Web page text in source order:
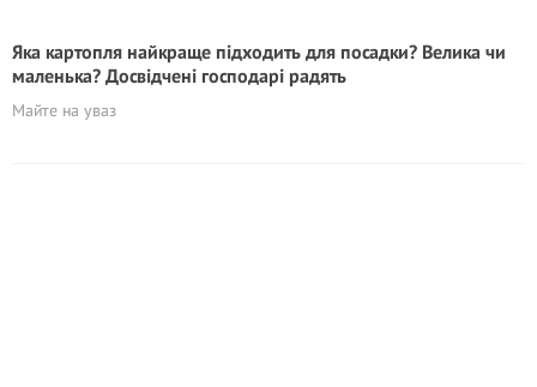
Яка картопля найкраще підходить для посадки? Велика чи
маленька? Досвідчені господарі радять
Майте на уваз